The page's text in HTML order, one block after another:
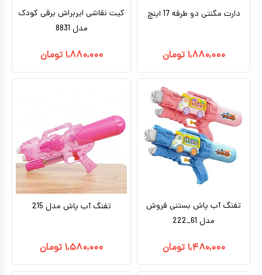
دارت مگنتی دو طرفه 17 اینچ
۱,۸۸۰,۰۰۰ تومان
کیت نقاشی ایربراش برقی کودک
مدل 8831
۱,۸۸۰,۰۰۰ تومان
تفنگ آب پاش بستنی فروش
مدل 61_222
۱,۴۸۰,۰۰۰ تومان
تفنگ آب پاش مدل 215
۱,۵۸۰,۰۰۰ تومان